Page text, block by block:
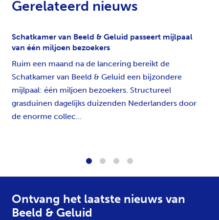
Gerelateerd nieuws
Schatkamer van Beeld & Geluid passeert mijlpaal
van één miljoen bezoekers
Ruim een maand na de lancering bereikt de
Schatkamer van Beeld & Geluid een bijzondere
mijlpaal: één miljoen bezoekers. Structureel
grasduinen dagelijks duizenden Nederlanders door
de enorme collec...
Ontvang het laatste nieuws van
Beeld & Geluid